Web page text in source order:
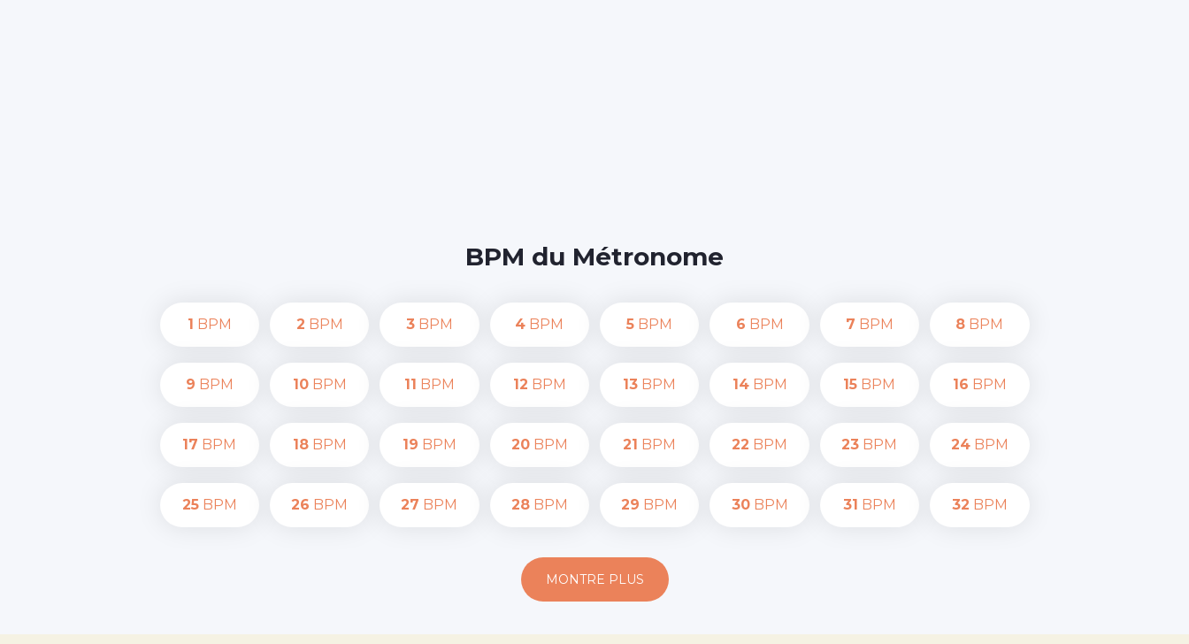
BPM du Métronome
1 BPM 2 BPM 3BPM 4 BPM 5 BPM 6 BPM 7 BPM 8 BPM
9 BPM 10BPM 11 BPM 12 BPM 13 BPM 14BPM 15 BPM 16 BPM
17 BPM 18BPM 19 BPM 20BPM 21 BPM 22 BPM 23 BPM 24BPM
25BPM 26 BPM 27 BPM 28BPM 29 BPM 30BPM 31 BPM 32 BPM
MONTRE PLUS